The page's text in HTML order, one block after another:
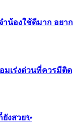
าน้องใช้ดีมาก อยาก
มเร่งด่วนที่ควรมีติด
งสวย✨